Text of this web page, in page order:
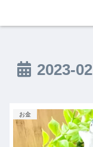
2023-02
お金